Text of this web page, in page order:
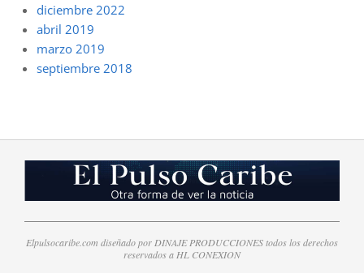
diciembre 2022
abril 2019
marzo 2019
septiembre 2018
Elpulsocaribe.com diseñado por DINAJE PRODUCCIONES todos los derechos
reservados a HL CONEXION